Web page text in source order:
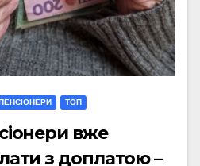
ТОП
вже
з доплатою –